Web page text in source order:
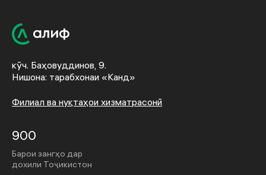
кӯч. Баҳовуддинов, 9.
Нишона: тарабхонаи «Канд»
Филиал ва нуқтаҳои хизматрасонӣ
900
Барои зангҳо дар
дохили Тоҷикистон